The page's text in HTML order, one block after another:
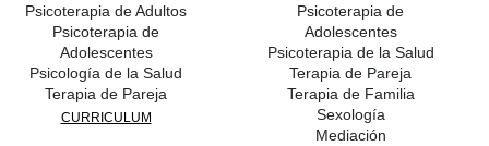
Psicoterapia de Adultos
Psicoterapia de
Adolescentes
Psicología de la Salud
Terapia de Pareja
CURRICULUM
Psicoterapia de
Adolescentes
Psicoterapia de la Salud
Terapia de Pareja
Terapia de Familia
Sexología
Mediación